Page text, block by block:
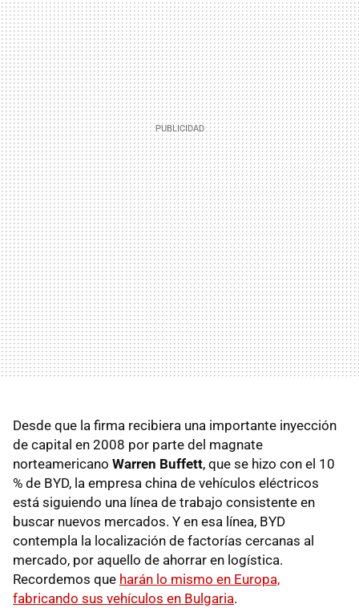
Desde que la firma recibiera una importante inyección
de capital en 2008 por parte del magnate
norteamericano Warren Buffett, que se hizo con el 10
% de BYD, la empresa china de vehículos eléctricos
está siguiendo una línea de trabajo consistente en
buscar nuevos mercados. Y en esa línea, BYD
contempla la localización de factorías cercanas al
mercado, por aquello de ahorrar en logística.
Recordemos que harán lo mismo en Europa,
fabricando sus vehículos en Bulgaria.